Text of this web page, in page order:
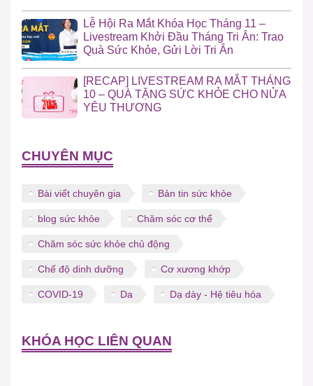
Lễ Hội Ra Mắt Khóa Học Tháng 11 –
Livestream Khởi Đầu Tháng Tri Ân: Trao
Quà Sức Khỏe, Gửi Lời Tri Ân
[RECAP] LIVESTREAM RA MẮT THÁNG
10 – QUÀ TẶNG SỨC KHỎE CHO NỬA
YÊU THƯƠNG
CHUYÊN MỤC
Bài viết chuyên gia Bản tin sức khỏe
blog sức khỏe Chăm sóc cơ thể
Chăm sóc sức khỏe chủ động
Chế độ dinh dưỡng Cơ xương khớp
COVID-19 Da Dạ dày - Hệ tiêu hóa
KHÓA HỌC LIÊN QUAN